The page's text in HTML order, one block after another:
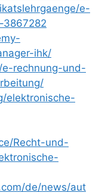
e-
ihk/
rechnung-und-
elektronische-
Recht-und-
de/news/aut